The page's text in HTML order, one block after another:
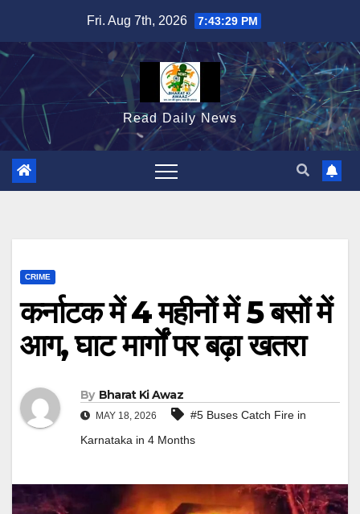
content
Fri. Aug 7th, 2026 7:43:30 PM
Read Daily News
CRIME
कर्नाटक में 4 महीनों में 5 बसों में
आग, घाट मार्गों पर बढ़ा खतरा
By Bharat Ki Awaz
MAY 18, 2026
#5 Buses Catch Fire in
Karnataka in 4 Months